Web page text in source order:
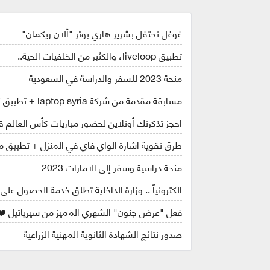
غوغل تحتفل بشرير هاري بوتر "ألان ريكمان"
تطبيق liveloop، والكثير من الخلفيات الحية..
منحة 2023 للسفر والدراسة في السعودية
مسابقة مقدمة من شركة laptop syria + تطبيق كاس العالم قطر 2022
احجز تذكرتك أونلاين لحضور مباريات كأس العالم
طرق تقوية اشارة الواي فاي في المنزل +
منحة دراسية وسفر إلى الامارات 2023
الكترونياً .. وزارة الداخلية تطلق خدمة الحصول
فعل "عرض جنون" الشهري المميز من
صدور نتائج الشهادة الثانوية المهنية الزراعية